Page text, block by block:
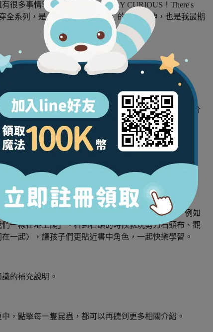
很多事情等著你去探索」（STAY CURIOUS！There's
全系列，是「小小書蟲俱樂部」的核心精神，也是我最期
音檔，音檔皆由臺灣的專業錄音團隊錄製，內容可以分
讓還無法自行閱讀國字的小小孩也能用「聽」的方式，
中英內文朗讀。
注意力，小小書蟲們的人設純真好奇又有點搞笑，例如
一樣在地上爬」、看到石頭的時候就玩剪刀石頭布、觀
一起〉，讓孩子們更貼近書中角色，一起快樂學習。
的補充說明。
，點擊每一隻昆蟲，都可以再聽到更多相關介紹。